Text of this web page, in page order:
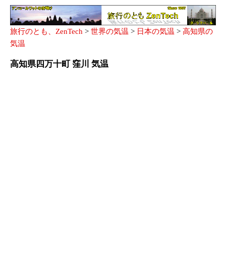
旅行のとも、ZenTech > 世界の気温 > 日本の気温 > 高知県の
気温
高知県四万十町 窪川 気温